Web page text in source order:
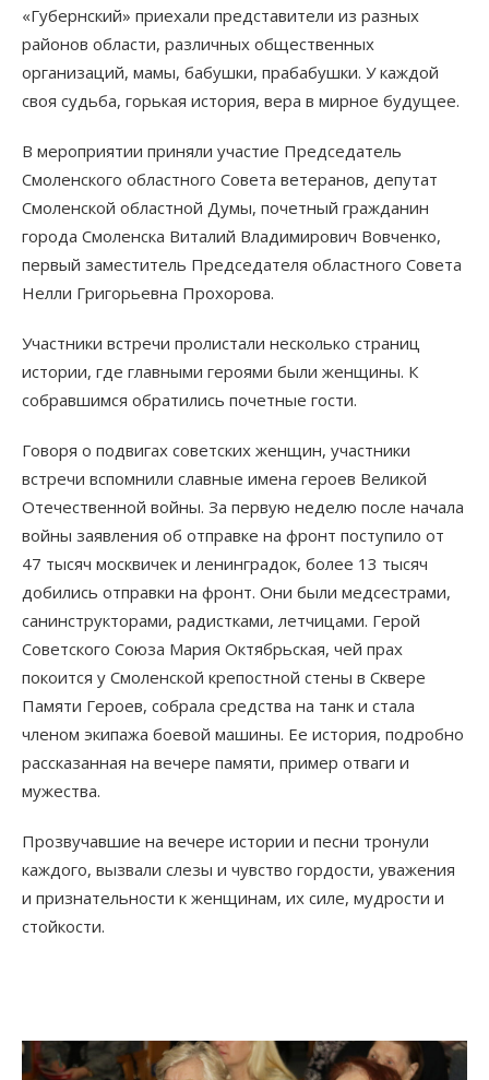
«Губернский» приехали представители из разных
районов области, различных общественных
организаций, мамы, бабушки, прабабушки. У каждой
своя судьба, горькая история, вера в мирное будущее.
В мероприятии приняли участие Председатель
Смоленского областного Совета ветеранов, депутат
Смоленской областной Думы, почетный гражданин
города Смоленска Виталий Владимирович Вовченко,
первый заместитель Председателя областного Совета
Нелли Григорьевна Прохорова.
Участники встречи пролистали несколько страниц
истории, где главными героями были женщины. К
собравшимся обратились почетные гости.
Говоря о подвигах советских женщин, участники
встречи вспомнили славные имена героев Великой
Отечественной войны. За первую неделю после начала
войны заявления об отправке на фронт поступило от
47 тысяч москвичек и ленинградок, более 13 тысяч
добились отправки на фронт. Они были медсестрами,
санинструкторами, радистками, летчицами. Герой
Советского Союза Мария Октябрьская, чей прах
покоится у Смоленской крепостной стены в Сквере
Памяти Героев, собрала средства на танк и стала
членом экипажа боевой машины. Ее история, подробно
рассказанная на вечере памяти, пример отваги и
мужества.
Прозвучавшие на вечере истории и песни тронули
каждого, вызвали слезы и чувство гордости, уважения
и признательности к женщинам, их силе, мудрости и
стойкости.